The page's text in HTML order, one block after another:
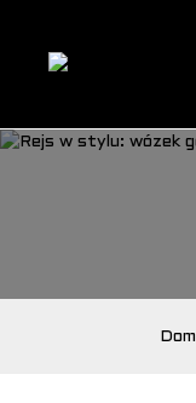
Dom